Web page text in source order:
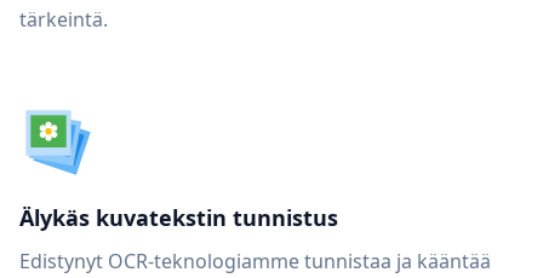
tärkeintä.
Älykäs kuvatekstin tunnistus
Edistynyt OCR-teknologiamme tunnistaa ja kääntää